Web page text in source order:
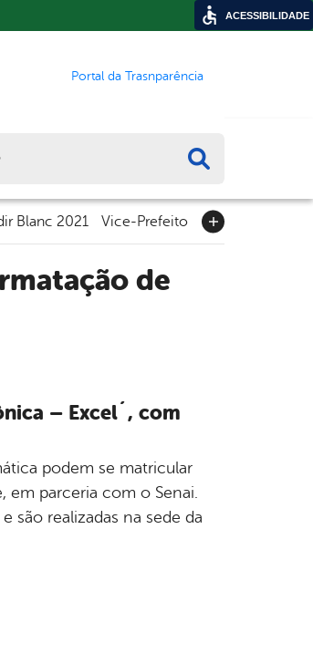
Portal da Trasnparência
Blanc 2021 Vice-Prefeito
de
– Excel´, com
podem se matricular
parceria com o Senai.
são realizadas na sede da
ACESSIBILIDADE